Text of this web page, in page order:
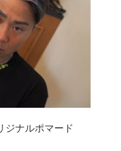
ジナルポマード